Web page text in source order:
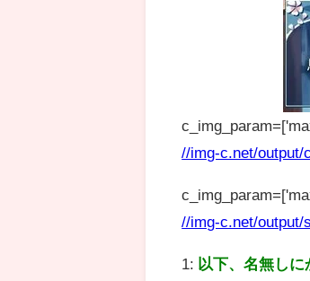
//img-c.net/output/
//img-c.net/output/
1: 以下、名無し